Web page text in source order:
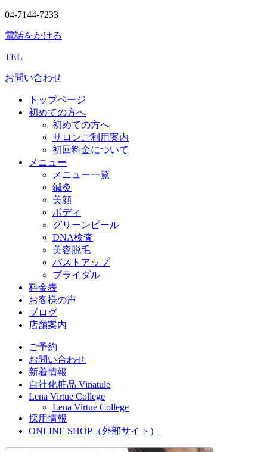
04-7144-7233
電話をかける
TEL
お問い合わせ
トップページ
初めての方へ
初めての方へ
サロンご利用案内
初回料金について
メニュー
メニュー一覧
鍼灸
美顔
ボディ
グリーンピール
DNA検査
美容脱毛
バストアップ
ブライダル
料金表
お客様の声
ブログ
店舗案内
ご予約
お問い合わせ
新着情報
自社化粧品 Vinatule
Lena Virtue College
Lena Virtue College
採用情報
ONLINE SHOP（外部サイト）